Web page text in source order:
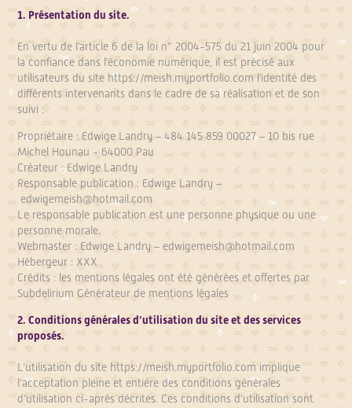
1. Présentation du site.
En vertu de l'article 6 de la loi n° 2004-575 du 21 juin 2004 pour
la confiance dans l'économie numérique, il est précisé aux
utilisateurs du site https://meish.myportfolio.coml'identité des
différents intervenants dans le cadre de sa réalisation et de son
suivi :
Propriétaire : Edwige Landry – 484 145 859 00027 – 10 bis rue
Michel Hounau - 64000 Pau
Créateur :Edwige Landry
Responsable publication : Edwige Landry –
edwigemeish@hotmail.com
Le responsable publication est une personne physique ou une
personne morale.
Webmaster : Edwige Landry – edwigemeish@hotmail.com
Hébergeur : XXX
Crédits : les mentions légales ont été générées et offertes par
Subdelirium Générateur de mentions légales
2. Conditions générales d’utilisation du site et des services
proposés.
L’utilisation du site https://meish.myportfolio.comimplique
l’acceptation pleine et entière des conditions générales
d’utilisation ci-après décrites. Ces conditions d’utilisation sont